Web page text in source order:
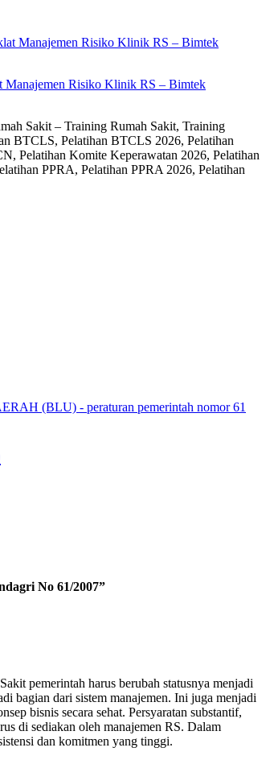
Manajemen Risiko Klinik RS – Bimtek
Sakit – Training Rumah Sakit, Training
BTCLS, Pelatihan BTCLS 2026, Pelatihan
Pelatihan Komite Keperawatan 2026, Pelatihan
PPRA, Pelatihan PPRA 2026, Pelatihan
(BLU) - peraturan pemerintah nomor 61
No 61/2007”
pemerintah harus berubah statusnya menjadi
bagian dari sistem manajemen. Ini juga menjadi
bisnis secara sehat. Persyaratan substantif,
di sediakan oleh manajemen RS. Dalam
dan komitmen yang tinggi.